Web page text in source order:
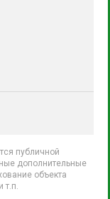
публичной
дополнительные
объекта